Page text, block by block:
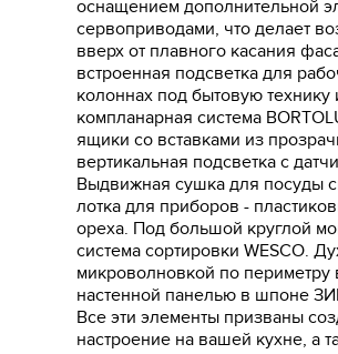
оснащением дополнительной
сервоприводами, что делает
вверх от плавного касания
встроенная подсветка для
колоннах под бытовую технику
компланарная система
ящики со вставками из
вертикальная подсветка с
Выдвижная сушка для посуды
лотка для приборов -
ореха. Под большой круглой
система сортировки WESCO.
микроволновкой по периметру
настенной панелью в шпоне
Все эти элементы призваны
настроение на вашей кухне, а